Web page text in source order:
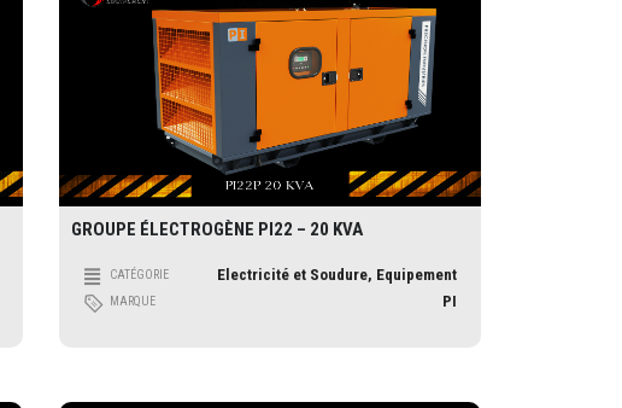
GROUPE ÉLECTROGÈNE PI22 – 20 KVA
CATÉGORIE Electricité et Soudure, Equipement
MARQUE PI